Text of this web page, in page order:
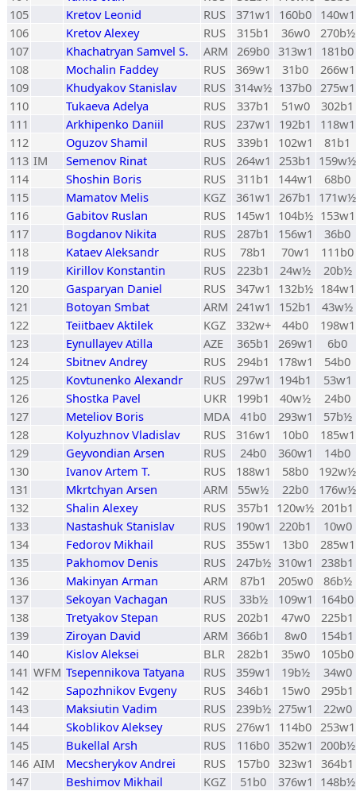
105
Kretov Leonid RUS 371w1 160b0 140w1
106
Kretov Alexey RUS 315b1 36w0
270b½
107
Khachatryan Samvel S. ARM 269b0 313w1
181b0
108
Mochalin Faddey RUS 369w1 31b0
266w1
109
Khudyakov Stanislav RUS 314w½ 137b0 275w1
110
Tukaeva Adelya RUS 337b1 51w0
302b1
111
Arkhipenko Daniil RUS 237w1 192b1
118w1
112
Oguzov Shamil RUS 339b1 102w1
81b1
113 IM Semenov Rinat RUS 264w1 253b1 159w½
114
Shoshin Boris RUS 311b1 144w1
68b0
115
Mamatov Melis KGZ 361w1 267b1 171w½
116
Gabitov Ruslan RUS 145w1 104b½ 153w1
117
Bogdanov Nikita RUS 287b1 156w1
36b0
118
Kataev Aleksandr RUS 78b1 70w1
111b0
119
Kirillov Konstantin RUS 223b1 24w½
20b½
120
Gasparyan Daniel RUS 347w1 132b½ 184w1
121
Botoyan Smbat ARM 241w1 152b1
43w½
122
Teiitbaev Aktilek KGZ 332w+ 44b0
198w1
123
Eynullayev Atilla AZE 365b1 269w1
6b0
124
Sbitnev Andrey RUS 294b1 178w1
54b0
125
Kovtunenko Alexandr RUS 297w1 194b1
53w1
126
Shostka Pavel UKR 199b1 40w½
24b0
127
Meteliov Boris MDA 41b0 293w1
57b½
128
Kolyuzhnov Vladislav RUS 316w1 10b0
185w1
129
Geyvondian Arsen RUS 24b0 360w1
14b0
130
Ivanov Artem T. RUS 188w1 58b0
192w½
131
Mkrtchyan Arsen ARM 55w½ 22b0
176w½
132
Shalin Alexey RUS 357b1 120w½ 201b1
133
Nastashuk Stanislav RUS 190w1 220b1
10w0
134
Fedorov Mikhail RUS 355w1 13b0
285w1
135
Pakhomov Denis RUS 247b½ 310w1 238b1
136
Makinyan Arman ARM 87b1 205w0
86b½
137
Sekoyan Vachagan RUS 33b½ 109w1
164b0
138
Tretyakov Stepan RUS 202b1 47w0
225b1
139
Ziroyan David ARM 366b1 8w0
154b1
140
Kislov Aleksei BLR 282b1 35w0
105b0
141 WFM Tsepennikova Tatyana RUS 359w1 19b½
34w0
142
Sapozhnikov Evgeny RUS 346b1 15w0
295b1
143
Maksiutin Vadim RUS 239b½ 275w1
22w0
144
Skoblikov Aleksey RUS 276w1 114b0 253w1
145
Bukellal Arsh RUS 116b0 352w1 200b½
146 AIM Mecsherykov Andrei RUS 157b0 323w1 364b1
147
Beshimov Mikhail KGZ 51b0 376w1 148b½